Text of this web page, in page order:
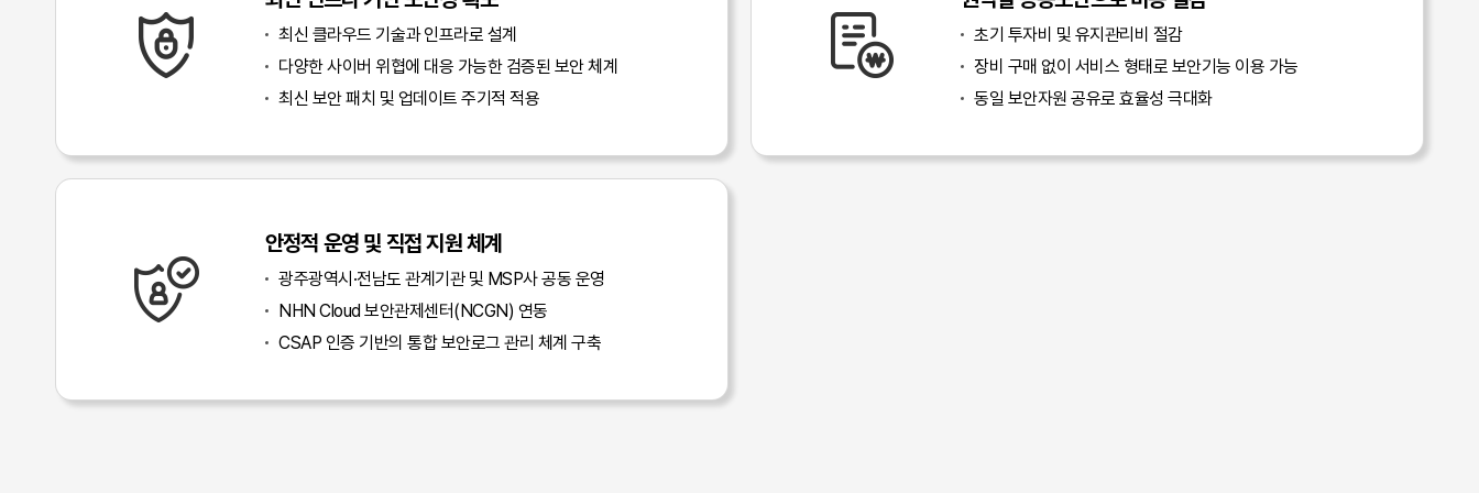
최신 클라우드 기술과 인프라로 설계
다양한 사이버 위협에 대응 가능한 검증된 보안 체계
최신 보안 패치 및 업데이트 주기적 적용
초기 투자비 및 유지관리비 절감
장비 구매 없이 서비스 형태로 보안기능 이용 가능
동일 보안자원 공유로 효율성 극대화
안정적 운영 및 직접 지원 체계
광주광역시·전남도 관계기관 및 MSP사 공동 운영
NHN Cloud 보안관제센터(NCGN) 연동
CSAP 인증 기반의 통합 보안로그 관리 체계 구축